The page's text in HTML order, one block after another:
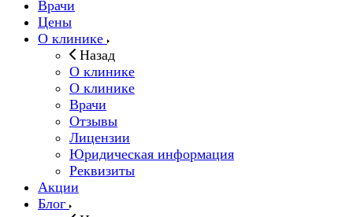
Врачи
Цены
О клинике
Назад
О клинике
О клинике
Врачи
Отзывы
Лицензии
Юридическая информация
Реквизиты
Акции
Блог